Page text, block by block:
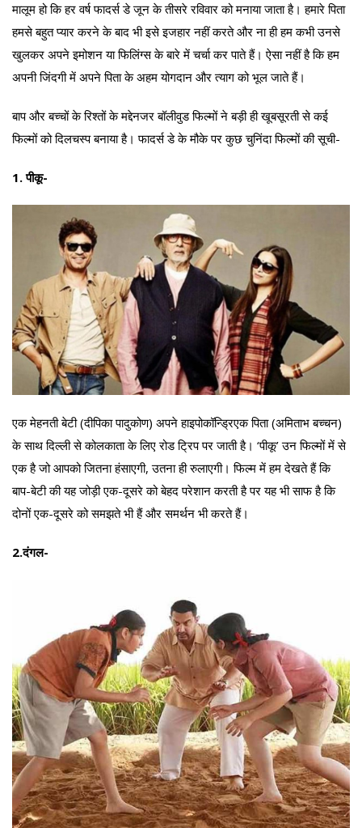
मालूम हो कि हर वर्ष फादर्स डे जून के तीसरे रविवार को मनाया जाता है। हमारे पिता
हमसे बहुत प्यार करने के बाद भी इसे इजहार नहीं करते और ना ही हम कभी उनसे
खुलकर अपने इमोशन या फिलिंग्स के बारे में चर्चा कर पाते हैं। ऐसा नहीं है कि हम
अपनी जिंदगी में अपने पिता के अहम योगदान और त्याग को भूल जाते हैं।
बाप और बच्चों के रिश्तों के मद्देनजर बॉलीवुड फिल्मों ने बड़ी ही खूबसूरती से कई
फिल्मों को दिलचस्प बनाया है। फादर्स डे के मौके पर कुछ चुनिंदा फिल्मों की सूची-
1. पीकू-
एक मेहनती बेटी (दीपिका पादुकोण) अपने हाइपोकॉन्ड्रिएक पिता (अमिताभ बच्चन)
के साथ दिल्ली से कोलकाता के लिए रोड ट्रिप पर जाती है। ‘पीकू’ उन फिल्मों में से
एक है जो आपको जितना हंसाएगी, उतना ही रुलाएगी। फिल्म में हम देखते हैं कि
बाप-बेटी की यह जोड़ी एक-दूसरे को बेहद परेशान करती है पर यह भी साफ है कि
दोनों एक-दूसरे को समझते भी हैं और समर्थन भी करते हैं।
2.दंगल-